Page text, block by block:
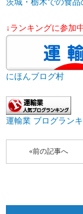
茨城・栃木での食
↓ランキングに参加
にほんブログ村
運輸業 ブログラン
«前の記事へ